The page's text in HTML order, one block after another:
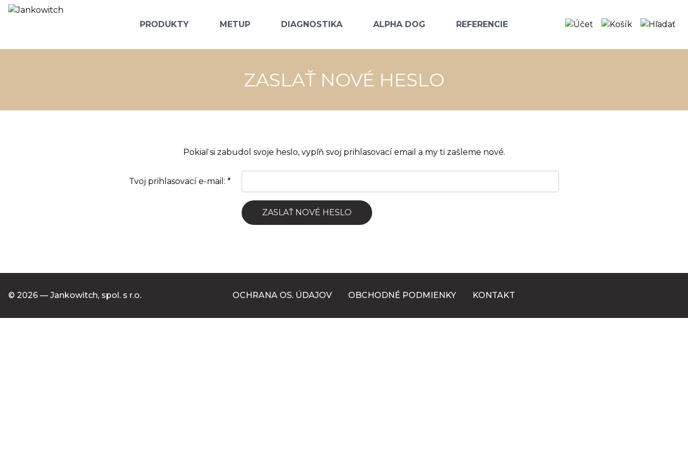
PRODUKTY METUP DIAGNOSTIKA ALPHA DOG REFERENCIE
ZASLAŤ NOVÉ HESLO
Pokiaľ si zabudol svoje heslo, vypľň svoj prihlasovací email a my ti zašleme nové.
Tvoj prihlasovací e-mail: *
ZASLAŤ NOVÉ HESLO
© 2026 — Jankowitch, spol. s r.o. OCHRANA OS. ÚDAJOV OBCHODNÉ PODMIENKY KONTAKT